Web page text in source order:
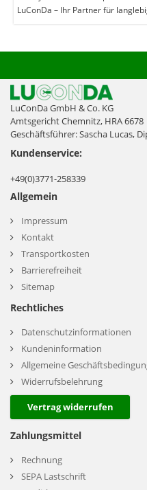
LuConDa – Ihr Partner für
LuConDa GmbH & Co. KG
Amtsgericht Chemnitz, HRA 6678
Geschäftsführer: Sascha Lucas,
Kundenservice:
+49(0)3771-258339
Allgemein
Impressum
Kontakt
Transportkosten
Barrierefreiheit
Sitemap
Rechtliches
Datenschutzinformationen
Kundeninformation
Allgemeine
Widerrufsbelehrung
Vertrag widerrufen
Zahlungsmittel
Rechnung
SEPA Lastschrift